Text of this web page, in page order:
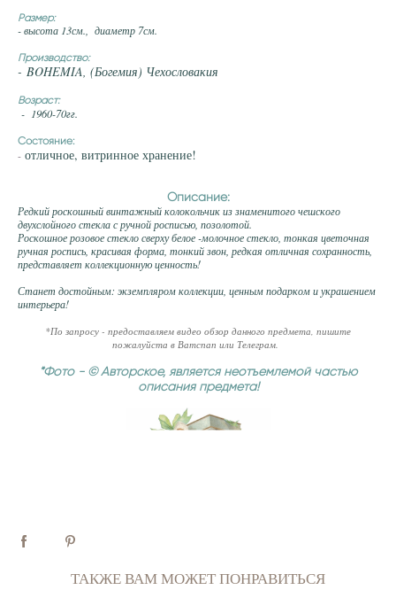
Размер:
- высота 13см., диаметр 7см.
Производство:
- BOHEMIA, (Богемия) Чехословакия
Возраст:
- 1960-70гг.
Состояние:
- отличное, витринное хранение!
Описание:
Редкий роскошный винтажный колокольчик из знаменитого чешского
двухслойного стекла с ручной росписью, позолотой.
Роскошное розовое стекло сверху белое -молочное стекло, тонкая цветочная
ручная роспись, красивая форма, тонкий звон, редкая отличная сохранность,
представляет коллекционную ценность!
Станет достойным: экземпляром коллекции, ценным подарком и украшением
интерьера!
*По запросу - предоставляем видео обзор данного предмета, пишите
пожалуйста в Ватспап или Телеграм.
*Фото - © Авторское, является неотъемлемой частью
описания предмета!
ТАКЖЕ ВАМ МОЖЕТ ПОНРАВИТЬСЯ